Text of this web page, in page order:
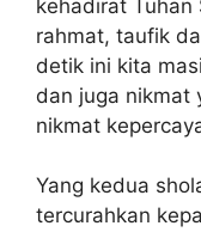
kehadirat Tuhan
rahmat, taufik
detik ini kita
dan juga nikmat
nikmat
Yang kedua
tercurahkan